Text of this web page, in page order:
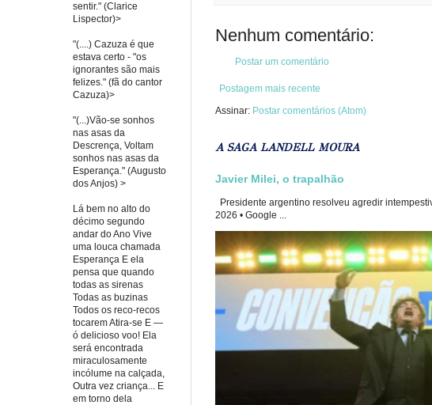
Nenhum comentário:
Postar um comentário
Postagem mais recente
Assinar: Postar comentários (Atom)
A SAGA LANDELL MOURA
Javier Milei, o trapalhão
Presidente argentino resolveu agredir
2026 • Google ...
sentir." (Clarice
Lispector)>
"(....) Cazuza é que
estava certo - "os
ignorantes são mais
felizes." (fã do cantor
Cazuza)>
"(...)Vão-se sonhos
nas asas da
Descrença, Voltam
sonhos nas asas da
Esperança." (Augusto
dos Anjos) >
Lá bem no alto do
décimo segundo
andar do Ano Vive
uma louca chamada
Esperança E ela
pensa que quando
todas as sirenas
Todas as buzinas
Todos os reco-recos
tocarem Atira-se E —
ó delicioso voo! Ela
será encontrada
miraculosamente
incólume na calçada,
Outra vez criança... E
em torno dela